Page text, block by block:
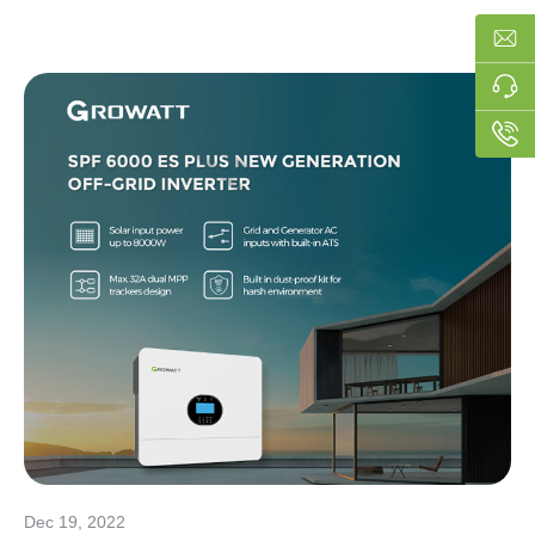
Dec 19, 2022